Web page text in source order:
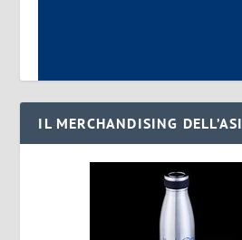
IL MERCHANDISING DELL’ASI